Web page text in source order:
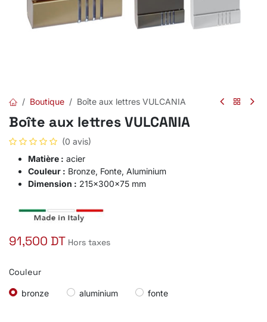
Boutique Boîte aux lettres VULCANIA
Boîte aux lettres VULCANIA
(0 avis)
Matière : acier
Couleur : Bronze, Fonte, Aluminium
Dimension : 215x300x75 mm
91,500 DT Hors taxes
Couleur
bronze aluminium fonte